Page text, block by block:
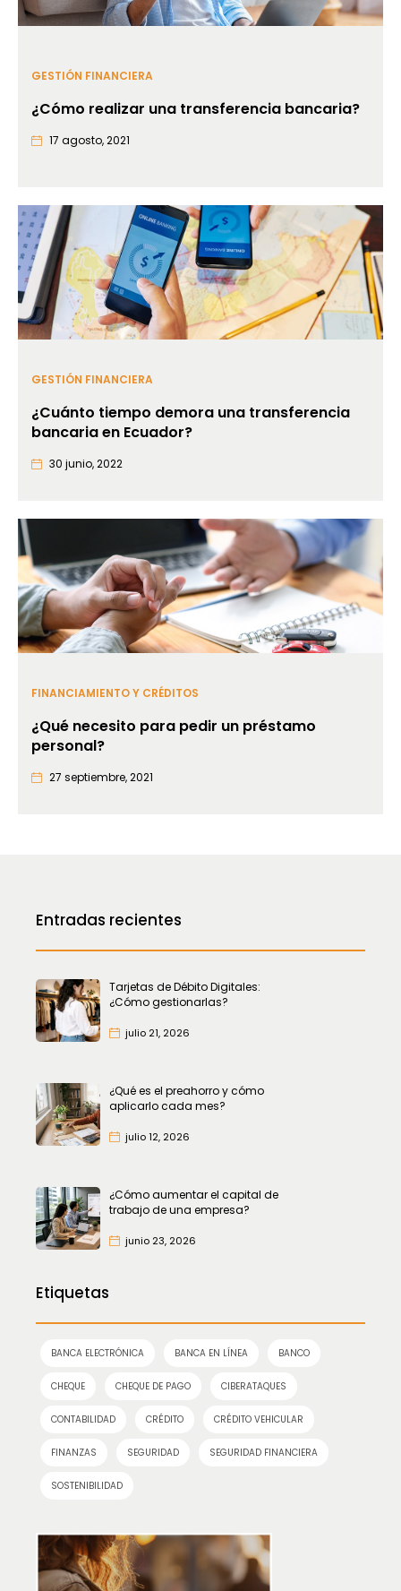
Entradas recientes
Tarjetas de Débito Digitales:
¿Cómo gestionarlas?
julio 21, 2026
¿Qué es el preahorro y cómo
aplicarlo cada mes?
julio 12, 2026
¿Cómo aumentar el capital de
trabajo de una empresa?
junio 23, 2026
Etiquetas
BANCA ELECTRÓNICA BANCA EN LÍNEA BANCO
CHEQUE CHEQUE DE PAGO CIBERATAQUES
CONTABILIDAD CRÉDITO CRÉDITO VEHICULAR
FINANZAS SEGURIDAD SEGURIDAD FINANCIERA
SOSTENIBILIDAD
GESTIÓN FINANCIERA
¿Cómo realizar una transferencia bancaria?
17 agosto, 2021
GESTIÓN FINANCIERA
¿Cuánto tiempo demora una transferencia
bancaria en Ecuador?
30 junio, 2022
FINANCIAMIENTO Y CRÉDITOS
¿Qué necesito para pedir un préstamo
personal?
27 septiembre, 2021